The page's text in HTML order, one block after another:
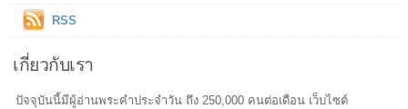
RSS
เกี่ยวกับเรา
ปัจจุบันนี้มีผู้อ่านพระคำประจำวัน ถึง 250,000 คนต่อเดือน เว็บไซต์